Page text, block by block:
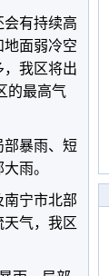
有持续高
面弱冷空
我区将出
的最高气
暴雨、短
雨。
宁市北部
气，我区